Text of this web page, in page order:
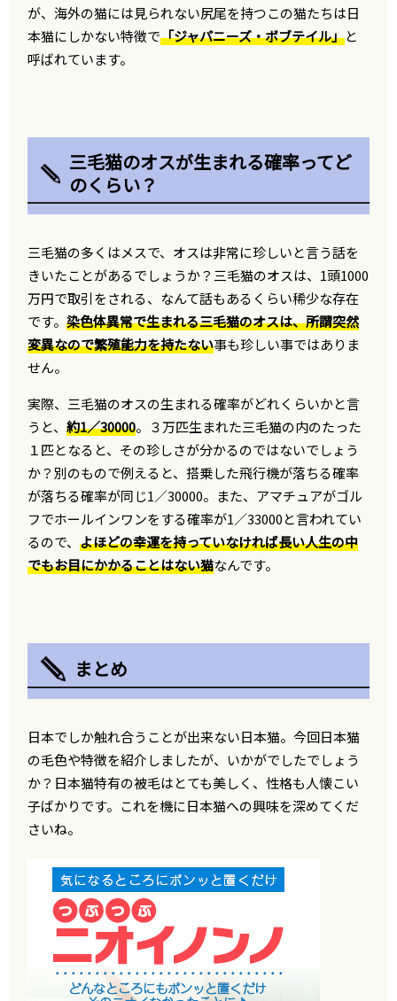
が、海外の猫には見られない尻尾を持つこの猫たちは日
本猫にしかない特徴で「ジャパニーズ・ボブテイル」と
呼ばれています。
三毛猫のオスが生まれる確率ってど
のくらい？
三毛猫の多くはメスで、オスは非常に珍しいと言う話を
きいたことがあるでしょうか？三毛猫のオスは、1頭1000
万円で取引をされる、なんて話もあるくらい稀少な存在
です。染色体異常で生まれる三毛猫のオスは、所謂突然
変異なので繁殖能力を持たない事も珍しい事ではありま
せん。
実際、三毛猫のオスの生まれる確率がどれくらいかと言
うと、約1／30000。３万匹生まれた三毛猫の内のたった
１匹となると、その珍しさが分かるのではないでしょう
か？別のもので例えると、搭乗した飛行機が落ちる確率
が落ちる確率が同じ1／30000。また、アマチュアがゴル
フでホールインワンをする確率が1／33000と言われてい
るので、よほどの幸運を持っていなければ長い人生の中
でもお目にかかることはない猫なんです。
まとめ
日本でしか触れ合うことが出来ない日本猫。今回日本猫
の毛色や特徴を紹介しましたが、いかがでしたでしょう
か？日本猫特有の被毛はとても美しく、性格も人懐こい
子ばかりです。これを機に日本猫への興味を深めてくだ
さいね。